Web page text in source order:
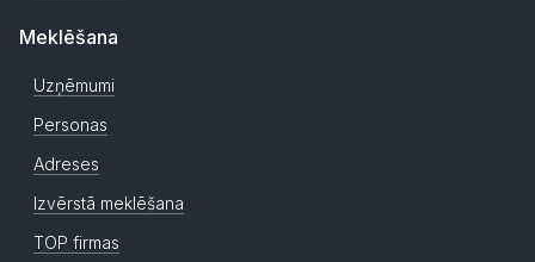
Meklēšana
Uzņēmumi
Personas
Adreses
Izvērstā meklēšana
TOP firmas